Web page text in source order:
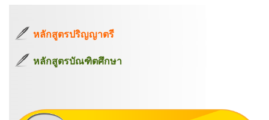
หลักสูตรปริญญาตรี
หลักสูตรบัณฑิตศึกษา